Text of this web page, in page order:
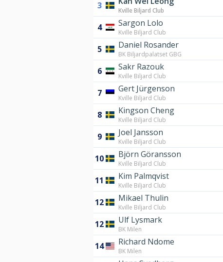
3 Kville Biljard Club
4 Sargon Lolo
Kville Biljard Club
5 Daniel Rosander
BK Biljardpalatset GBG
6 Sakr Razouk
Kville Biljard Club
7 Gert Jürgenson
Kville Biljard Club
8 Kingson Cheng
Kville Biljard Club
9 Joel Jansson
Kville Biljard Club
10 Björn Göransson
Kville Biljard Club
11 Kim Palmqvist
Kville Biljard Club
12 Mikael Thulin
Kville Biljard Club
12 Ulf Lysmark
BK Milen
14 Richard Ndome
BK Milen